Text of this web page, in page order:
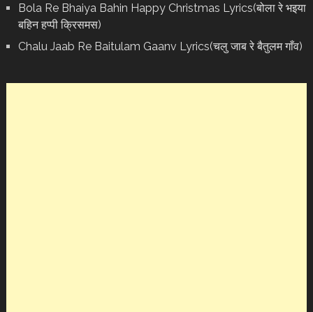
Bola Re Bh‌aiya Bahin Happy Christmas Lyrics(बोला रे भ‌इया
बहिन हप्पी क्रिसमस)
Chalu Jaab Re Baitulam Gaanv Lyrics(चलु जाब रे बैतुलम गाँव)